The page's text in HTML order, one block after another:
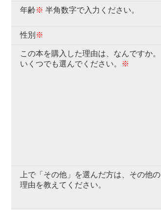
年齢※ 半角数字で入力ください。
性別 ※
この本を購入した理由は、なんですか。
いくつでも選んでください。
※
上で「その他」を選んだ方は、その他の
理由を教えてください。